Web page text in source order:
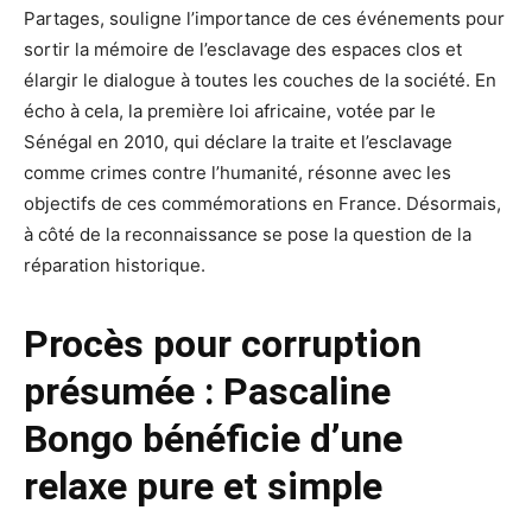
Partages, souligne l’importance de ces événements pour
sortir la mémoire de l’esclavage des espaces clos et
élargir le dialogue à toutes les couches de la société. En
écho à cela, la première loi africaine, votée par le
Sénégal en 2010, qui déclare la traite et l’esclavage
comme crimes contre l’humanité, résonne avec les
objectifs de ces commémorations en France. Désormais,
à côté de la reconnaissance se pose la question de la
réparation historique.
Procès pour corruption
présumée : Pascaline
Bongo bénéficie d’une
relaxe pure et simple